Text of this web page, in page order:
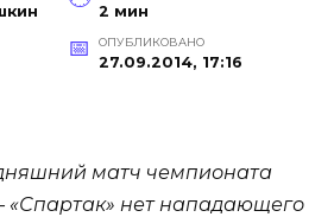
2 мин
ОПУБЛИКОВАНО
27.09.2014, 17:16
матч чемпионата
«Спартак» нет нападающего